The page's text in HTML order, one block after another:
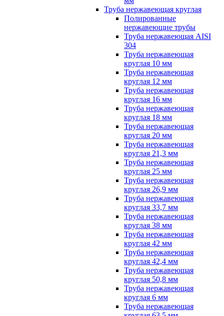
Труба нержавеющая круглая
Полированные
нержавеющие трубы
Труба нержавеющая AISI
304
Труба нержавеющая
круглая 10 мм
Труба нержавеющая
круглая 12 мм
Труба нержавеющая
круглая 16 мм
Труба нержавеющая
круглая 18 мм
Труба нержавеющая
круглая 20 мм
Труба нержавеющая
круглая 21,3 мм
Труба нержавеющая
круглая 25 мм
Труба нержавеющая
круглая 26,9 мм
Труба нержавеющая
круглая 33,7 мм
Труба нержавеющая
круглая 38 мм
Труба нержавеющая
круглая 42 мм
Труба нержавеющая
круглая 42,4 мм
Труба нержавеющая
круглая 50,8 мм
Труба нержавеющая
круглая 6 мм
Труба нержавеющая